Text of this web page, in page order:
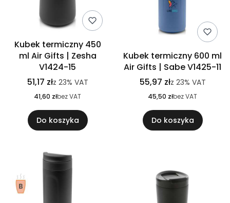
Kubek termiczny 450
ml Air Gifts | Zesha
V1424-15
51,17 złz 23% VAT
41,60 złbez VAT
Do koszyka
Kubek termiczny 600 ml
Air Gifts | Sabe V1425-11
55,97 złz 23% VAT
45,50 złbez VAT
Do koszyka